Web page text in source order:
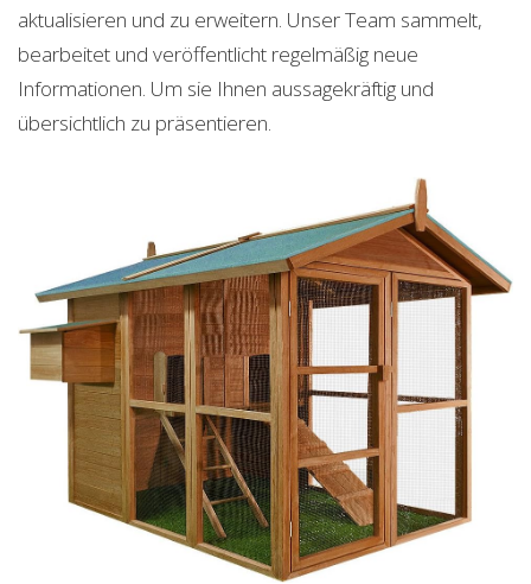
aktualisieren und zu erweitern. Unser Team sammelt,
bearbeitet und veröffentlicht regelmäßig neue
Informationen. Um sie Ihnen aussagekräftig und
übersichtlich zu präsentieren.